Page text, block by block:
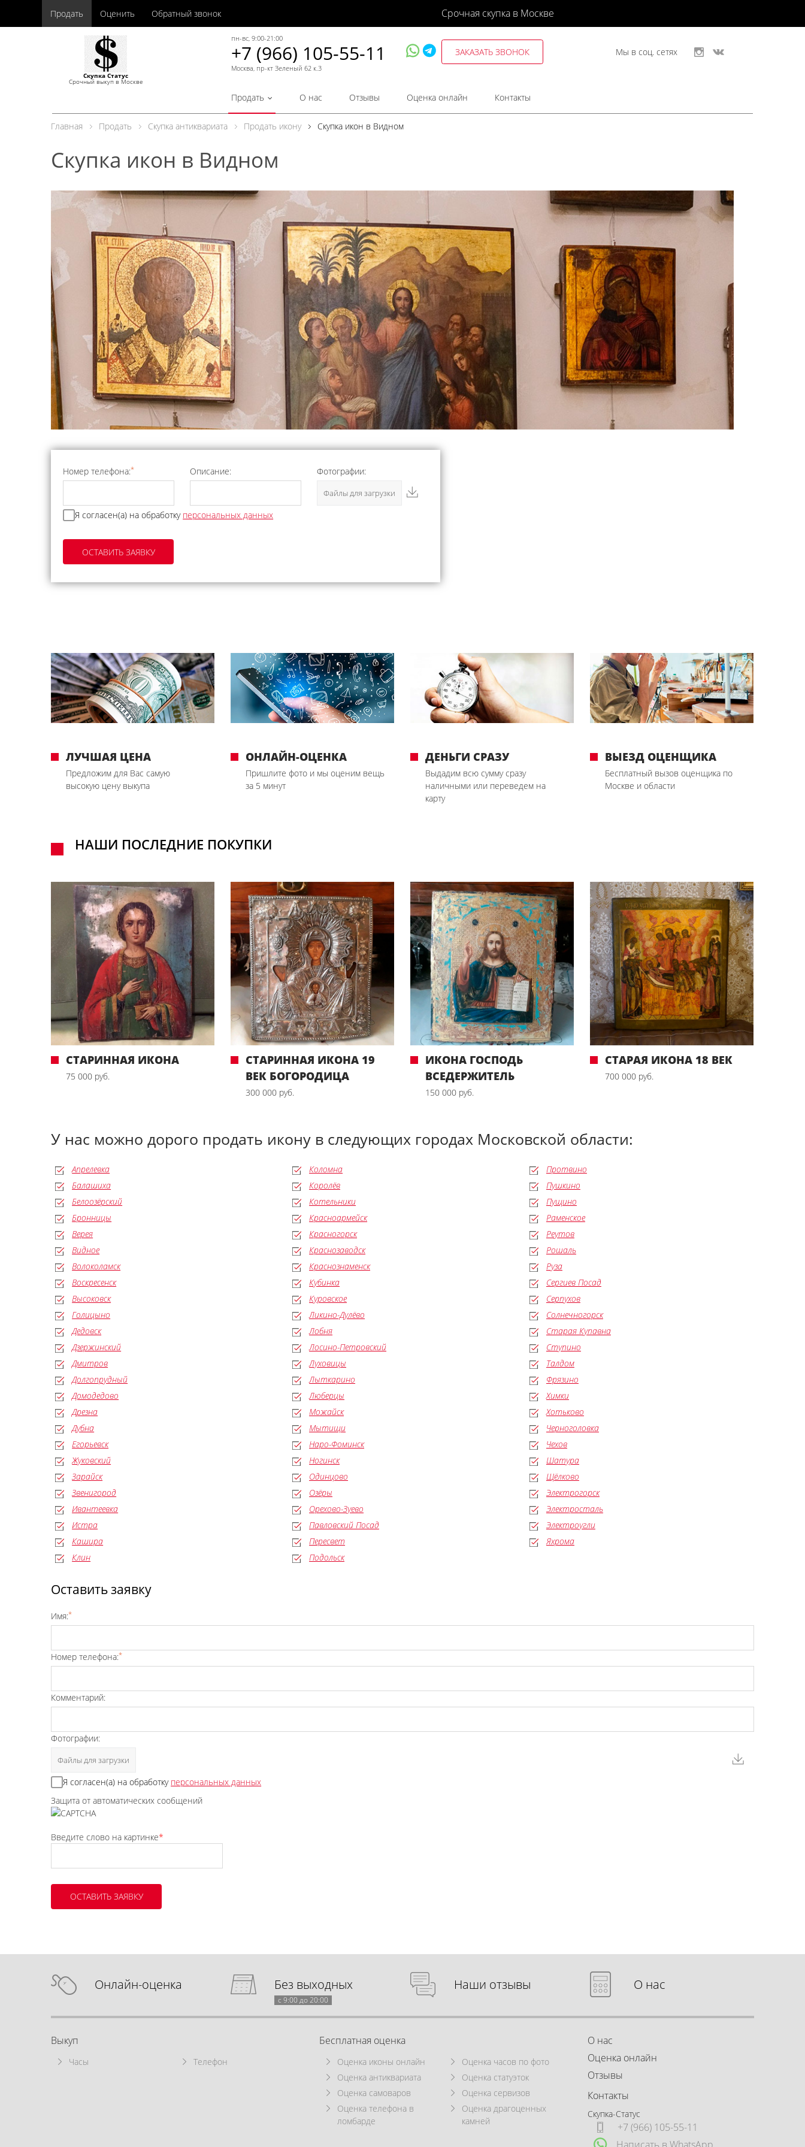
Продать Оценить Обратный звонок Срочная скупка в Москве
Скупка Статус
Срочный выкуп в Москве
пн-вс, 9:00-21:00
+7 (966) 105-55-11
Москва, пр-кт Зеленый 62 к.3
ЗАКАЗАТЬ ЗВОНОК Мы в соц. сетях
Продать О нас Отзывы Оценка онлайн Контакты
Главная Продать Скупка антиквариата Продать икону Скупка икон в Видном
Скупка икон в Видном
Номер телефона:* Описание: Фотографии:
Файлы для загрузки
Я согласен(а) на обработку персональных данных
ЛУЧШАЯ ЦЕНА
Предложим для Вас самую
высокую цену выкупа
ОНЛАЙН-ОЦЕНКА
Пришлите фото и мы оценим вещь
за 5 минут
ДЕНЬГИ СРАЗУ
Выдадим всю сумму сразу
наличными или переведем на
карту
ВЫЕЗД ОЦЕНЩИКА
Бесплатный вызов оценщика по
Москве и области
НАШИ ПОСЛЕДНИЕ ПОКУПКИ
СТАРИННАЯ ИКОНА
75 000 руб.
СТАРИННАЯ ИКОНА 19
ВЕК БОГОРОДИЦА
300 000 руб.
ИКОНА ГОСПОДЬ
ВСЕДЕРЖИТЕЛЬ
150 000 руб.
СТАРАЯ ИКОНА 18 ВЕК
700 000 руб.
У нас можно дорого продать икону в следующих городах Московской области:
Апрелевка
Балашиха
Белоозёрский
Бронницы
Верея
Видное
Волоколамск
Воскресенск
Высоковск
Голицыно
Дедовск
Дзержинский
Дмитров
Долгопрудный
Домодедово
Дрезна
Дубна
Егорьевск
Жуковский
Зарайск
Звенигород
Ивантеевка
Истра
Кашира
Клин
Коломна
Королёв
Котельники
Красноармейск
Красногорск
Краснозаводск
Краснознаменск
Кубинка
Куровское
Ликино-Дулёво
Лобня
Лосино-Петровский
Луховицы
Лыткарино
Люберцы
Можайск
Мытищи
Наро-Фоминск
Ногинск
Одинцово
Озёры
Орехово-Зуево
Павловский Посад
Пересвет
Подольск
Протвино
Пушкино
Пущино
Раменское
Реутов
Рошаль
Руза
Сергиев Посад
Серпухов
Солнечногорск
Старая Купавна
Ступино
Талдом
Фрязино
Химки
Хотьково
Черноголовка
Чехов
Шатура
Щёлково
Электрогорск
Электросталь
Электроугли
Яхрома
Оставить заявку
Имя:*
Номер телефона:*
Комментарий:
Фотографии:
Файлы для загрузки
Я согласен(а) на обработку персональных данных
Защита от автоматических сообщений
Введите слово на картинке*
Онлайн-оценка Без выходных
с 9:00 до 20:00
Наши отзывы О нас
Выкуп
Часы Телефон
Бесплатная оценка
Оценка иконы онлайн
Оценка часов по фото
Оценка антиквариата
Оценка статуэток
Оценка самоваров
Оценка сервизов
Оценка телефона в
ломбарде
Оценка драгоценных
камней
О нас
Оценка онлайн
Отзывы
Контакты
Скупка-Статус
+7 (966) 105-55-11